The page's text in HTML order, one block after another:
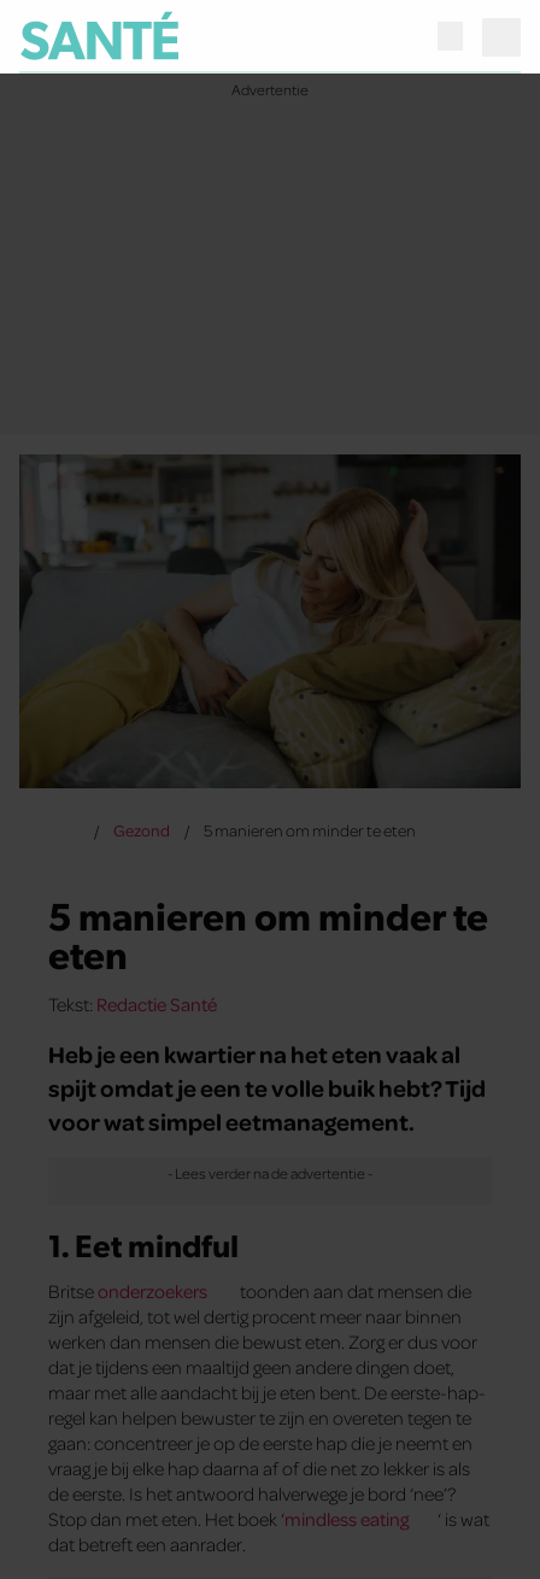
Gezond 5 manieren om minder te eten
5 manieren om minder te
eten
Tekst: Redactie Santé
Heb je een kwartier na het eten vaak al
spijt omdat je een te volle buik hebt? Tijd
voor wat simpel eetmanagement.
1. Eet mindful
Britseonderzoekers
toonden aan dat mensen die
zijn afgeleid, tot wel dertig procent meer naar binnen
werken dan mensen die bewust eten. Zorg er dus voor
dat je tijdens een maaltijd geen andere dingen doet,
maar met alle aandacht bij je eten bent. De eerste-hap-
regel kan helpen bewuster te zijn en overeten tegen te
gaan: concentreer je op de eerste hap die je neemt en
vraag je bij elke hap daarna af of die net zo lekker is als
de eerste. Is het antwoord halverwege je bord ‘nee’?
Stop dan met eten. Het boek ‘mindless eating
‘ is wat
dat betreft een aanrader.